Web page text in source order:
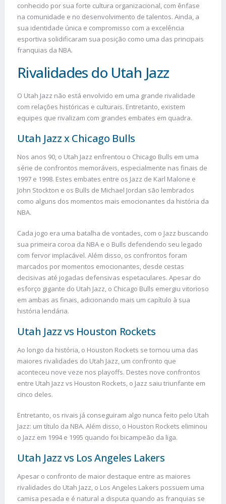
conhecido por sua forte cultura organizacional, com ênfase
na comunidade e no desenvolvimento de talentos. Ainda, a
sua identidade única e compromisso com a excelência
esportiva solidificaram sua posição como uma das principais
franquias da NBA.
Rivalidades do Utah Jazz
O Utah Jazz não está envolvido em uma grande rivalidade
com relações históricas e culturais. Entretanto, existem
equipes que rivalizam com grandes embates em quadra.
Utah Jazz x Chicago Bulls
Nos anos 90, o Utah Jazz enfrentou o Chicago Bulls em uma
série de confrontos memoráveis, especialmente nas finais de
1997 e 1998. Estes embates entre os Jazz de Karl Malone e
John Stockton e os Bulls de Michael Jordan são lembrados
como alguns dos momentos mais emocionantes da história da
NBA.
Cada jogo era uma batalha de vontades, com o Jazz buscando
sua primeira coroa da NBA e o Bulls defendendo seu legado
com fervor implacável. Além disso, os confrontos foram
marcados por momentos emocionantes, desde cestas
decisivas até jogadas defensivas espetaculares. Apesar do
esforço gigante do Utah Jazz, o Chicago Bulls emergiu vitorioso
em ambas as finais, adicionando mais um capítulo à sua
história lendária.
Utah Jazz vs Houston Rockets
Ao longo da história, o Houston Rockets se tornou uma das
maiores rivalidades do Utah Jazz, um confronto que
aconteceu nove veze nos playoffs. Destes nove confrontos
entre Utah Jazz vs Houston Rockets, o Jazz saiu triunfante em
cinco deles.
Entretanto, os rivais já conseguiram algo nunca feito pelo Utah
Jazz: um título da NBA. Além disso, o Houston Rockets eliminou
o Jazz em 1994 e 1995 quando foi bicampeão da liga.
Utah Jazz vs Los Angeles Lakers
Apesar o confronto de maior destaque entre as maiores
rivalidades do Utah Jazz, o Los Angeles Lakers possuem uma
camisa pesada e é natural a disputa quando as franquias se